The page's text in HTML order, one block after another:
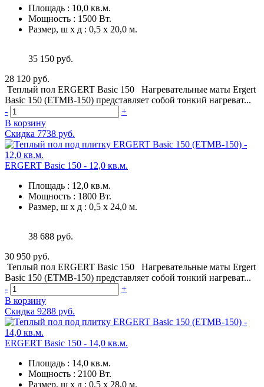
Площадь : 10,0 кв.м.
Мощность : 1500 Вт.
Размер, ш х д : 0,5 х 20,0 м.
35 150 руб.
28 120 руб.
Теплый пол ERGERT Basic 150 Нагревательные маты Ergert
Basic 150 (ETMB-150) представляет собой тонкий нагреват...
-
+
В корзину
Скидка 7738 руб.
ERGERT Basic 150 - 12,0 кв.м.
Площадь : 12,0 кв.м.
Мощность : 1800 Вт.
Размер, ш х д : 0,5 х 24,0 м.
38 688 руб.
30 950 руб.
Теплый пол ERGERT Basic 150 Нагревательные маты Ergert
Basic 150 (ETMB-150) представляет собой тонкий нагреват...
-
+
В корзину
Скидка 9288 руб.
ERGERT Basic 150 - 14,0 кв.м.
Площадь : 14,0 кв.м.
Мощность : 2100 Вт.
Размер, ш х д : 0,5 х 28,0 м.